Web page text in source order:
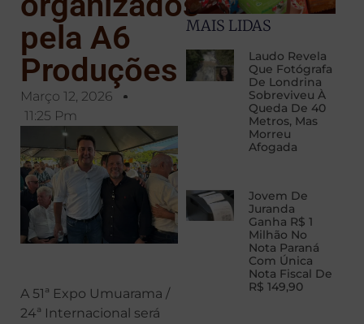
pela A6
Produções
Março 12, 2026
11:25 Pm
A 51ª Expo Umuarama /
24ª Internacional será
MAIS LIDAS
Laudo Revela
Que Fotógrafa
De Londrina
Sobreviveu À
Queda De 40
Metros, Mas
Morreu
Afogada
Jovem De
Juranda
Ganha R$ 1
Milhão No
Nota Paraná
Com Única
Nota Fiscal De
R$ 149,90